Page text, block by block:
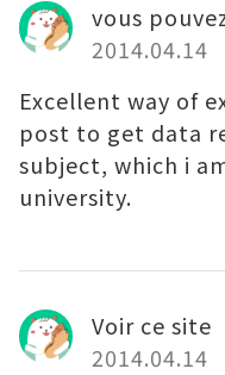
vous
2014.04.14
Excellent way of
post to get data
subject, which i
university.
Voir ce site
2014.04.14